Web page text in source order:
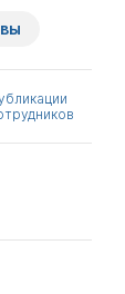
нарушения